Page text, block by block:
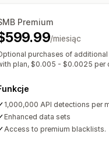
Premium
/miesiąc
purchases of
plan, $0.005 - $0.0025 per
1,000,000 API detections per
Enhanced data sets
Access to premium blacklists.